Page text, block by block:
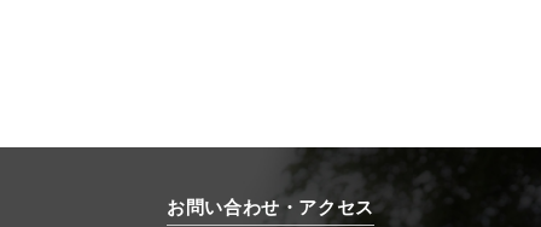
お問い合わせ・アクセス